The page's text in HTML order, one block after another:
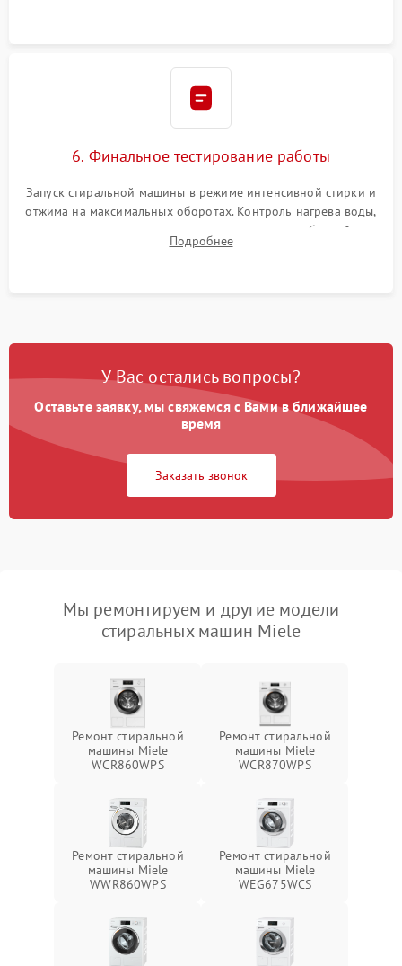
6. Финальное тестирование работы
Запуск стиральной машины в режиме интенсивной стирки и
отжима на максимальных оборотах. Контроль нагрева воды,
корректности слива, отсутствия излишних вибраций,
посторонних стуков и протечек под корпусом.
Подробнее
У Вас остались вопросы?
Оставьте заявку, мы свяжемся с Вами в ближайшее
время
Заказать звонок
Мы ремонтируем и другие модели
стиральных машин Miele
Ремонт стиральной
машины Miele
WCR860WPS
Ремонт стиральной
машины Miele
WCR870WPS
Ремонт стиральной
машины Miele
WWR860WPS
Ремонт стиральной
машины Miele
WEG675WCS